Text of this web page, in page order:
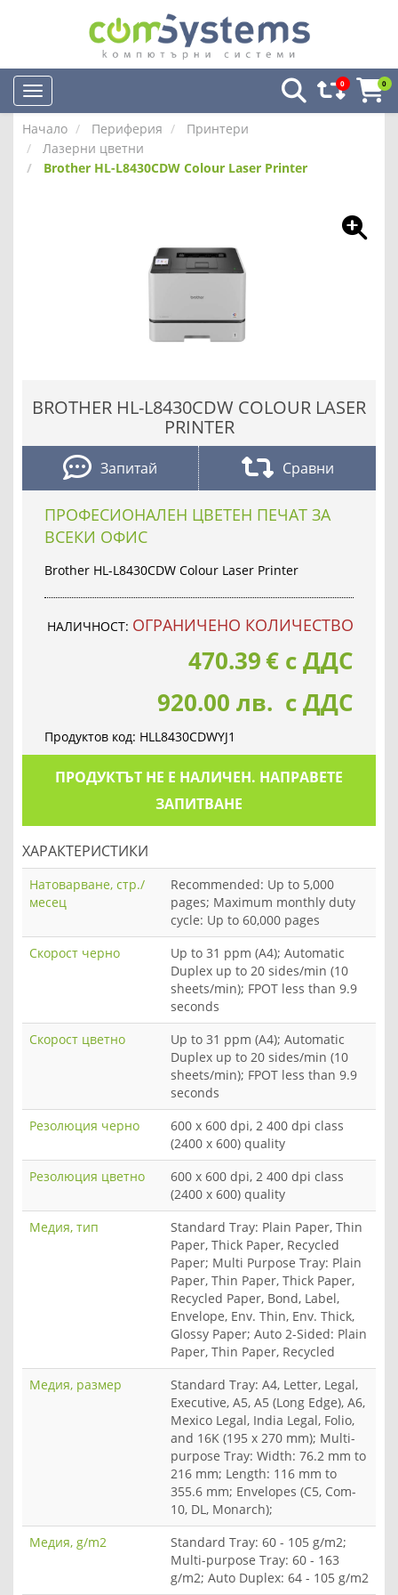
0 0
Начало Периферия
Принтери
Лазерни цветни
Brother HL-L8430CDW Colour Laser Printer
BROTHER HL-L8430CDW COLOUR LASER
PRINTER
Запитай Сравни
ПРОФЕСИОНАЛЕН ЦВЕТЕН ПЕЧАТ ЗА
ВСЕКИ ОФИС
Brother HL-L8430CDW Colour Laser Printer
НАЛИЧНОСТ: OГРАНИЧЕНО КОЛИЧЕСТВО
470.39€ с ДДС
920.00 лв. с ДДС
Продуктов код: HLL8430CDWYJ1
ПРОДУКТЪТ НЕ Е НАЛИЧЕН. НАПРАВЕТЕ
ЗАПИТВАНЕ
ХАРАКТЕРИСТИКИ
Натоварване, стр./
месец
Recommended: Up to 5,000
pages; Maximum monthly duty
cycle: Up to 60,000 pages
Скорост черно
Up to 31 ppm (A4); Automatic
Duplex up to 20 sides/min (10
sheets/min); FPOT less than 9.9
seconds
Скорост цветно
Up to 31 ppm (A4); Automatic
Duplex up to 20 sides/min (10
sheets/min); FPOT less than 9.9
seconds
Резолюция черно
600 x 600 dpi, 2 400 dpi class
(2400 x 600) quality
Резолюция цветно
600 x 600 dpi, 2 400 dpi class
(2400 x 600) quality
Медия, тип
Standard Tray: Plain Paper, Thin
Paper, Thick Paper, Recycled
Paper; Multi Purpose Tray: Plain
Paper, Thin Paper, Thick Paper,
Recycled Paper, Bond, Label,
Envelope, Env. Thin, Env. Thick,
Glossy Paper; Auto 2-Sided: Plain
Paper, Thin Paper, Recycled
Медия, размер
Standard Tray: A4, Letter, Legal,
Executive, A5, A5 (Long Edge), A6,
Mexico Legal, India Legal, Folio,
and 16K (195 x 270 mm); Multi-
purpose Tray: Width: 76.2 mm to
216 mm; Length: 116 mm to
355.6 mm; Envelopes (C5, Com-
10, DL, Monarch);
Медия, g/m2
Standard Tray: 60 - 105 g/m2;
Multi-purpose Tray: 60 - 163
g/m2; Auto Duplex: 64 - 105 g/m2